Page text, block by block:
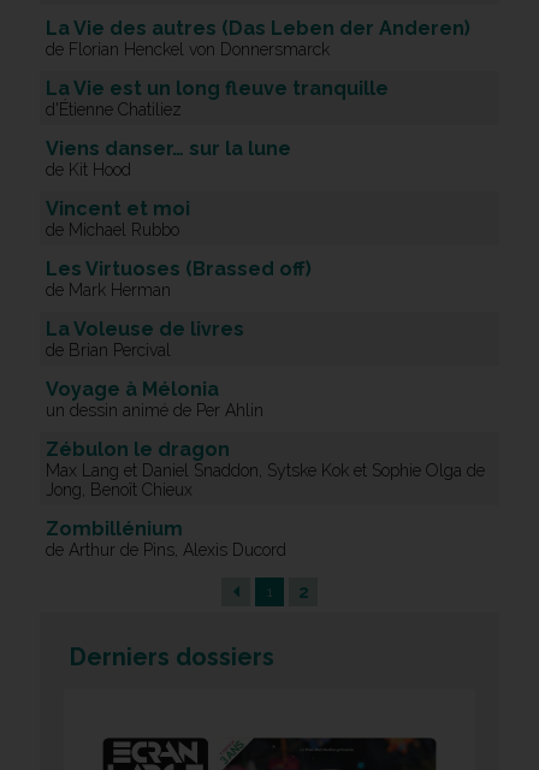
La Vie des autres (Das Leben der Anderen)
de Florian Henckel von Donnersmarck
La Vie est un long fleuve tranquille
d'Étienne Chatiliez
Viens danser… sur la lune
de Kit Hood
Vincent et moi
de Michael Rubbo
Les Virtuoses (Brassed off)
de Mark Herman
La Voleuse de livres
de Brian Percival
Voyage à Mélonia
un dessin animé de Per Ahlin
Zébulon le dragon
Max Lang et Daniel Snaddon, Sytske Kok et Sophie Olga de
Jong, Benoît Chieux
Zombillénium
de Arthur de Pins, Alexis Ducord
1 2
Derniers dossiers